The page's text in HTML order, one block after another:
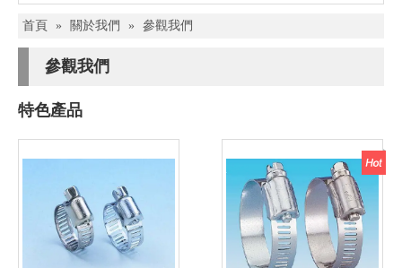
首頁 » 關於我們 » 參觀我們
參觀我們
特色產品